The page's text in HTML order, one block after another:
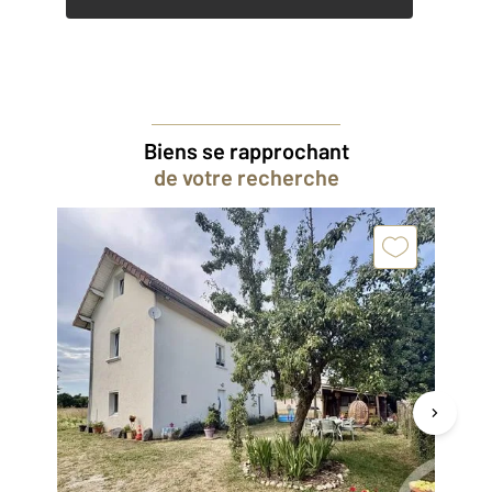
Biens se rapprochant
de votre recherche